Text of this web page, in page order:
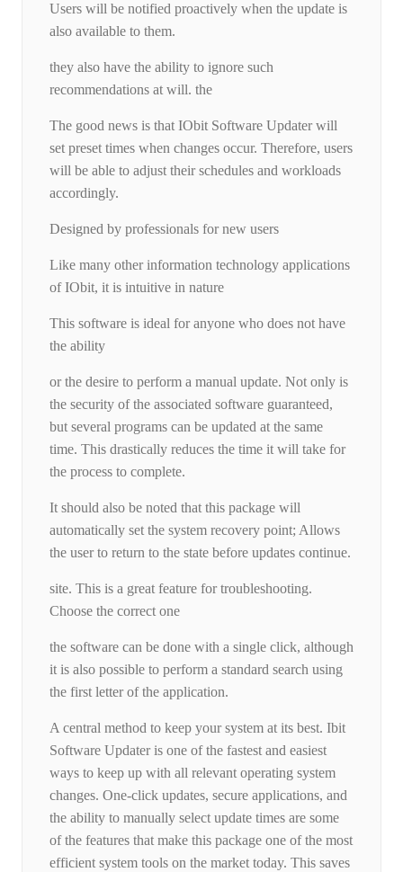
Users will be notified proactively when the update is
also available to them.
they also have the ability to ignore such
recommendations at will. the
The good news is that IObit Software Updater will
set preset times when changes occur. Therefore, users
will be able to adjust their schedules and workloads
accordingly.
Designed by professionals for new users
Like many other information technology applications
of IObit, it is intuitive in nature
This software is ideal for anyone who does not have
the ability
or the desire to perform a manual update. Not only is
the security of the associated software guaranteed,
but several programs can be updated at the same
time. This drastically reduces the time it will take for
the process to complete.
It should also be noted that this package will
automatically set the system recovery point; Allows
the user to return to the state before updates continue.
site. This is a great feature for troubleshooting.
Choose the correct one
the software can be done with a single click, although
it is also possible to perform a standard search using
the first letter of the application.
A central method to keep your system at its best. Ibit
Software Updater is one of the fastest and easiest
ways to keep up with all relevant operating system
changes. One-click updates, secure applications, and
the ability to manually select update times are some
of the features that make this package one of the most
efficient system tools on the market today. This saves